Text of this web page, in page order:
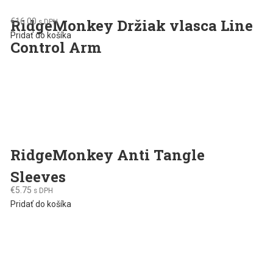
RidgeMonkey Držiak vlasca Line
Control Arm
€16.00 s DPH
Pridať do košíka
RidgeMonkey Anti Tangle
Sleeves
€5.75 s DPH
Pridať do košíka